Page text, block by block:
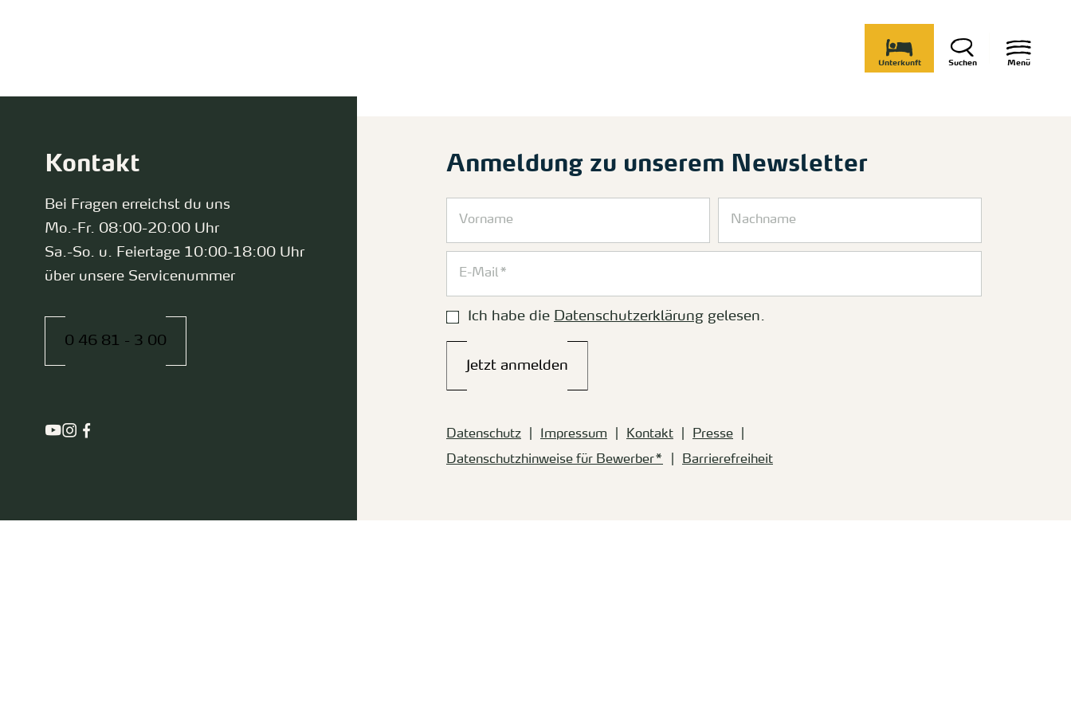
Menü
Suchen
Unterkunft
Anmeldung zu unserem Newsletter
Ich habe die Datenschutzerklärung gelesen.
Jetzt anmelden
Datenschutz Impressum Kontakt
Presse
Datenschutzhinweise für Bewerber*
Barrierefreiheit
Kontakt
Bei Fragen erreichst du uns
Mo.-Fr. 08:00-20:00 Uhr
Sa.-So. u. Feiertage 10:00-18:00 Uhr
über unsere Servicenummer
0 46 81 - 3 00